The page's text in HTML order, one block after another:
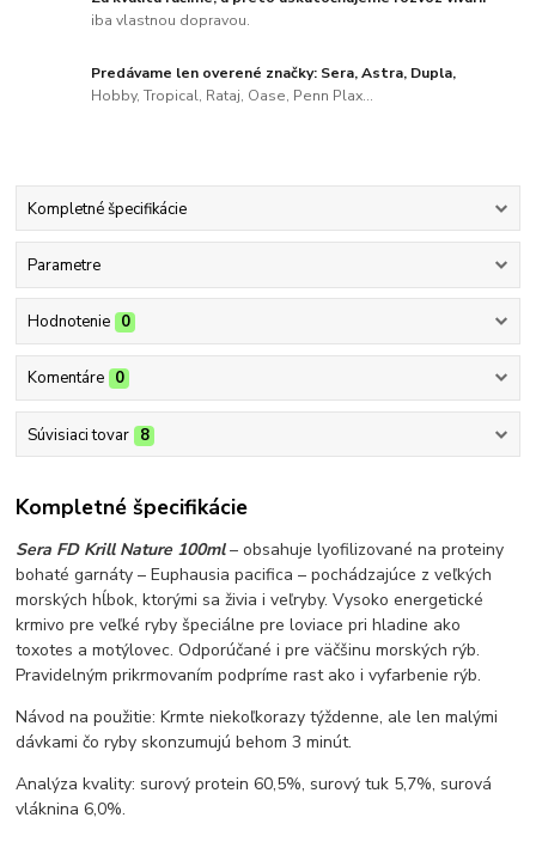
iba vlastnou dopravou.
Predávame len overené značky: Sera, Astra, Dupla,
Hobby, Tropical, Rataj, Oase, Penn Plax...
Kompletné špecifikácie
Parametre
Hodnotenie 0
Komentáre 0
Súvisiaci tovar 8
Kompletné špecifikácie
Sera FD Krill Nature 100ml– obsahuje lyofilizované na proteiny
bohaté garnáty – Euphausia pacifica – pochádzajúce z veľkých
morských hĺbok, ktorými sa živia i veľryby. Vysoko energetické
krmivo pre veľké ryby špeciálne pre loviace pri hladine ako
toxotes a motýlovec. Odporúčané i pre väčšinu morských rýb.
Pravidelným prikrmovaním podpríme rast ako i vyfarbenie rýb.
Návod na použitie: Krmte niekoľkorazy týždenne, ale len malými
dávkami čo ryby skonzumujú behom 3 minút.
Analýza kvality: surový protein 60,5%, surový tuk 5,7%, surová
vláknina 6,0%.